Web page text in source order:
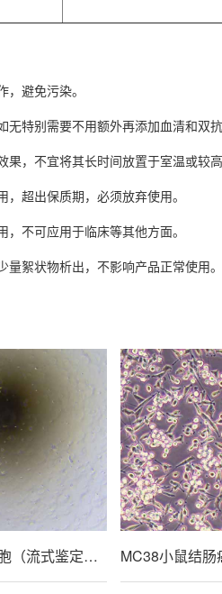
避免污染。
特别需要不用额外再添加血清和双抗
，不宜将其长时间放置于室温或较高
超出保质期，必须放弃使用。
不可应用于临床等其他方面。
絮状物析出，不影响产品正常使用。
pbmc人外周血单个核细胞（流式鉴定报告）